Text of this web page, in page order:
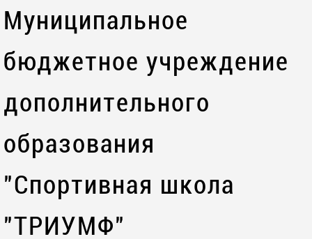
Муниципальное
бюджетное учреждение
дополнительного
образования
"Спортивная школа
"ТРИУМФ"